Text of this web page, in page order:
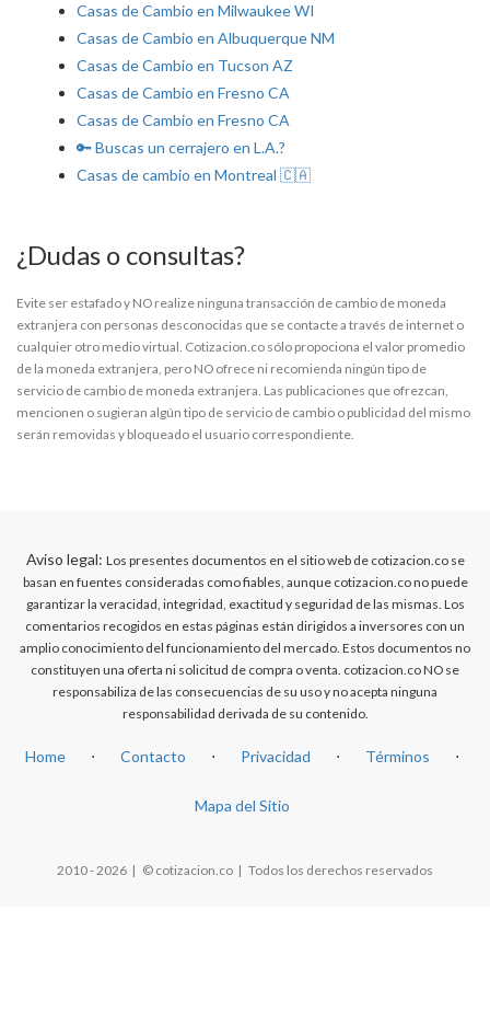
Casas de Cambio en Milwaukee WI
Casas de Cambio en Albuquerque NM
Casas de Cambio en Tucson AZ
Casas de Cambio en Fresno CA
Casas de Cambio en Fresno CA
🔑 Buscas un cerrajero en L.A.?
Casas de cambio en Montreal 🇨🇦
¿Dudas o consultas?
Evite ser estafado y NO realize ninguna transacción de cambio de moneda
extranjera con personas desconocidas que se contacte a través de internet o
cualquier otro medio virtual. Cotizacion.co sólo propociona el valor promedio
de la moneda extranjera, pero NO ofrece ni recomienda ningún tipo de
servicio de cambio de moneda extranjera. Las publicaciones que ofrezcan,
mencionen o sugieran algún tipo de servicio de cambio o publicidad del mismo
serán removidas y bloqueado el usuario correspondiente.
Aviso legal: Los presentes documentos en el sitio web de cotizacion.co se
basan en fuentes consideradas como fiables, aunque cotizacion.co no puede
garantizar la veracidad, integridad, exactitud y seguridad de las mismas. Los
comentarios recogidos en estas páginas están dirigidos a inversores con un
amplio conocimiento del funcionamiento del mercado. Estos documentos no
constituyen una oferta ni solicitud de compra o venta. cotizacion.co NO se
responsabiliza de las consecuencias de su uso y no acepta ninguna
responsabilidad derivada de su contenido.
Home ⋅ Contacto ⋅ Privacidad ⋅ Términos ⋅
Mapa del Sitio
2010 - 2026 | © cotizacion.co | Todos los derechos reservados